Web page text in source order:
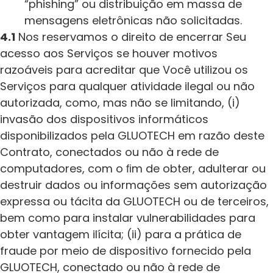
“phishing” ou distribuição em massa de
mensagens eletrônicas não solicitadas.
4.1 Nos reservamos o direito de encerrar Seu
acesso aos Serviços se houver motivos
razoáveis para acreditar que Você utilizou os
Serviços para qualquer atividade ilegal ou não
autorizada, como, mas não se limitando, (i)
invasão dos dispositivos informáticos
disponibilizados pela GLUOTECH em razão deste
Contrato, conectados ou não à rede de
computadores, com o ﬁm de obter, adulterar ou
destruir dados ou informações sem autorização
expressa ou tácita da GLUOTECH ou de terceiros,
bem como para instalar vulnerabilidades para
obter vantagem ilícita; (ii) para a prática de
fraude por meio de dispositivo fornecido pela
GLUOTECH, conectado ou não à rede de